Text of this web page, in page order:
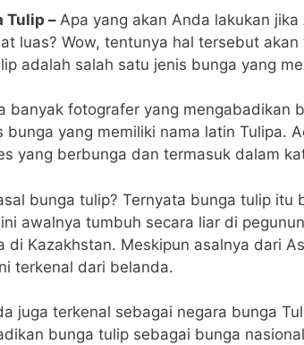
Tulip – Apa yang akan Anda lakukan
luas? Wow, tentunya hal tersebut
adalah salah satu jenis bunga yang
banyak fotografer yang mengabadikan
bunga yang memiliki nama latin Tulipa.
yang berbunga dan termasuk dalam
bunga tulip? Ternyata bunga tulip itu
awalnya tumbuh secara liar di
di Kazakhstan. Meskipun asalnya dari
terkenal dari belanda.
juga terkenal sebagai negara bunga
bunga tulip sebagai bunga